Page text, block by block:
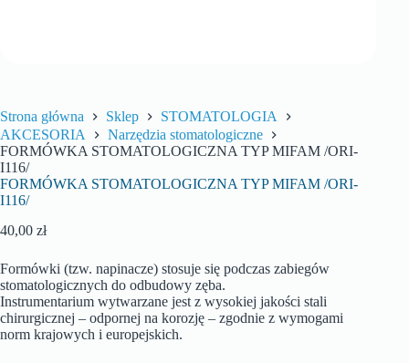
Strona główna Sklep
STOMATOLOGIA
AKCESORIA
Narzędzia stomatologiczne
FORMÓWKA STOMATOLOGICZNA TYP MIFAM /ORI-
I116/
FORMÓWKA STOMATOLOGICZNA TYP MIFAM /ORI-
I116/
40,00 zł
Formówki (tzw. napinacze) stosuje się podczas zabiegów
stomatologicznych do odbudowy zęba.
Instrumentarium wytwarzane jest z wysokiej jakości stali
chirurgicznej – odpornej na korozję – zgodnie z wymogami
norm krajowych i europejskich.